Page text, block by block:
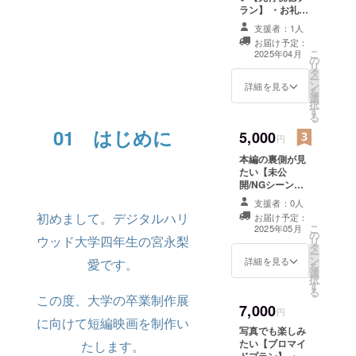
01 はじめに
初めまして。デジタルハリ
ウッド大学四年生の宮永梨
愛です。
この度、大学の卒業制作展
に向けて短編映画を制作い
たします。
中。
「何事も本
気で全力で
標に高クオ
品を作れる
ように日々
試行錯誤を
繰り返して
いる。
予定です。 商品
サイズ：最大
6cm×8cm （予
定）
ラン】 ・お礼の
お手紙 ・メディ
アアートゼミ展
示会/卒業制作展
案内 開催地：未
定（御茶ノ水近
郊） 詳細はメー
ンビジュアルを
使用したステッ
カーとなる予定
です。 商品サイ
ズ：最大
6cm×8cm （予
定） ・先行視聴
URL
支援者：1人
お届け予定：
2025年04月
詳細を見る
こ
の
リ
タ
ー
ン
を
選
択
す
る
5,000円
本編の裏側が見
たい【未公
開/NGシーン集
プラン】 ・お礼
のお手紙 ・メ
ディアアートゼ
ミ展示会/卒業制
作展案内 開催
地：未定（御茶
ノ水近郊） 詳細
テッカーセット
メインビジュア
ルを使用したス
テッカーとなる
支援者：0人
お届け予定：
2025年05月
詳細を見る
こ
の
リ
タ
ー
ン
を
選
択
す
る
7,000円
写真でも楽しみ
たい【ブロマイ